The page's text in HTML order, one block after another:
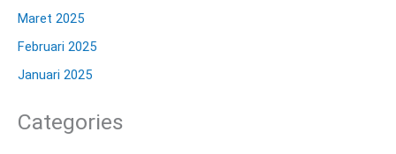
Maret 2025
Februari 2025
Januari 2025
Categories